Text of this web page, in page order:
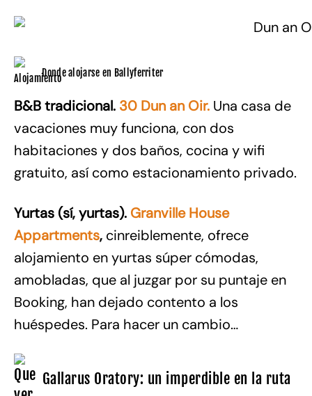
Donde alojarse en Ballyferriter
B&B tradicional. 30 Dun an Oir. Una casa de
vacaciones muy funciona, con dos
habitaciones y dos baños, cocina y wifi
gratuito, así como estacionamiento privado.
Yurtas (sí, yurtas). Granville House
Appartments, cinreiblemente, ofrece
alojamiento en yurtas súper cómodas,
amobladas, que al juzgar por su puntaje en
Booking, han dejado contento a los
huéspedes. Para hacer un cambio…
Gallarus Oratory: un imperdible en la ruta